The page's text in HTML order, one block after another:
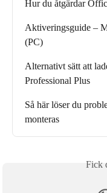
Hur du åtgärdar
Aktiveringsguide –
(PC)
Alternativt sätt att
Professional Plus
Så här löser du
monteras
Fick